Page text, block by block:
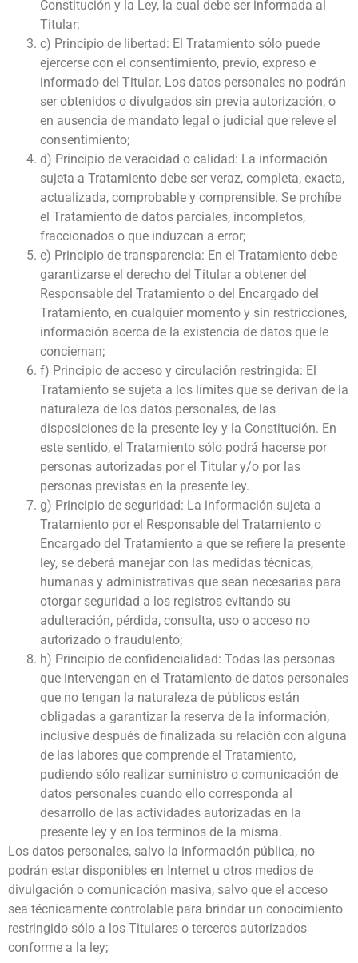
Constitución y la Ley, la cual debe ser informada al
Titular;
c) Principio de libertad: El Tratamiento sólo puede
ejercerse con el consentimiento, previo, expreso e
informado del Titular. Los datos personales no podrán
ser obtenidos o divulgados sin previa autorización, o
en ausencia de mandato legal o judicial que releve el
consentimiento;
d) Principio de veracidad o calidad: La información
sujeta a Tratamiento debe ser veraz, completa, exacta,
actualizada, comprobable y comprensible. Se prohíbe
el Tratamiento de datos parciales, incompletos,
fraccionados o que induzcan a error;
e) Principio de transparencia: En el Tratamiento debe
garantizarse el derecho del Titular a obtener del
Responsable del Tratamiento o del Encargado del
Tratamiento, en cualquier momento y sin restricciones,
información acerca de la existencia de datos que le
conciernan;
f) Principio de acceso y circulación restringida: El
Tratamiento se sujeta a los límites que se derivan de la
naturaleza de los datos personales, de las
disposiciones de la presente ley y la Constitución. En
este sentido, el Tratamiento sólo podrá hacerse por
personas autorizadas por el Titular y/o por las
personas previstas en la presente ley.
g) Principio de seguridad: La información sujeta a
Tratamiento por el Responsable del Tratamiento o
Encargado del Tratamiento a que se refiere la presente
ley, se deberá manejar con las medidas técnicas,
humanas y administrativas que sean necesarias para
otorgar seguridad a los registros evitando su
adulteración, pérdida, consulta, uso o acceso no
autorizado o fraudulento;
h) Principio de confidencialidad: Todas las personas
que intervengan en el Tratamiento de datos personales
que no tengan la naturaleza de públicos están
obligadas a garantizar la reserva de la información,
inclusive después de finalizada su relación con alguna
de las labores que comprende el Tratamiento,
pudiendo sólo realizar suministro o comunicación de
datos personales cuando ello corresponda al
desarrollo de las actividades autorizadas en la
presente ley y en los términos de la misma.
Los datos personales, salvo la información pública, no
podrán estar disponibles en Internet u otros medios de
divulgación o comunicación masiva, salvo que el acceso
sea técnicamente controlable para brindar un conocimiento
restringido sólo a los Titulares o terceros autorizados
conforme a la ley;